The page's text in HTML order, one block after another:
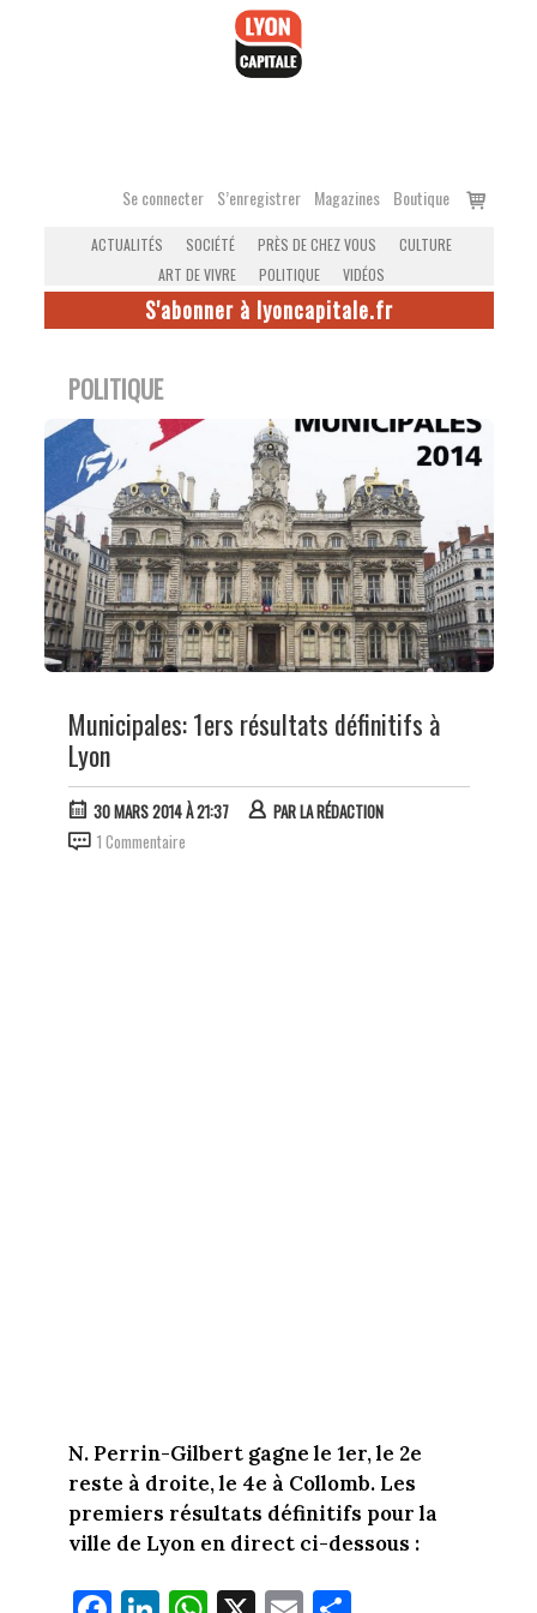
Se connecter S’enregistrer Magazines Boutique
Voir
ACTUALITÉS SOCIÉTÉ PRÈS DE CHEZ VOUS
CULTURE
ART DE VIVRE
POLITIQUE VIDÉOS
S'abonner à lyoncapitale.fr
POLITIQUE
Municipales: 1ers résultats définitifs à
Lyon
30 MARS 2014 À 21:37 PARLA RÉDACTION
1 Commentaire
N. Perrin-Gilbert gagne le 1er, le 2e
reste à droite, le 4e à Collomb. Les
premiers résultats définitifs pour la
ville de Lyon en direct ci-dessous :